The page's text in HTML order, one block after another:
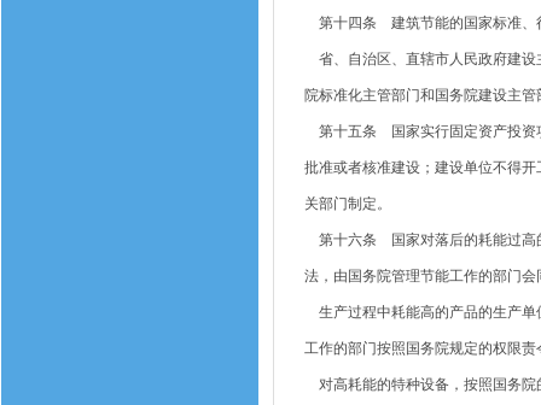
第十四条 建筑节能的国家标准、
省、自治区、直辖市人民政府建设
院标准化主管部门和国务院建设主管
第十五条 国家实行固定资产投资
批准或者核准建设；建设单位不得
关部门制定。
第十六条 国家对落后的耗能过高
法，由国务院管理节能工作的部门
生产过程中耗能高的产品的生产单
工作的部门按照国务院规定的权限责
对高耗能的特种设备，按照国务院